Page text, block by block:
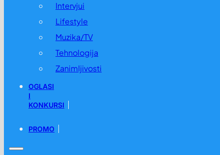
Intervjui
Lifestyle
Muzika/TV
Tehnologija
Zanimljivosti
OGLASI
I
KONKURSI
PROMO